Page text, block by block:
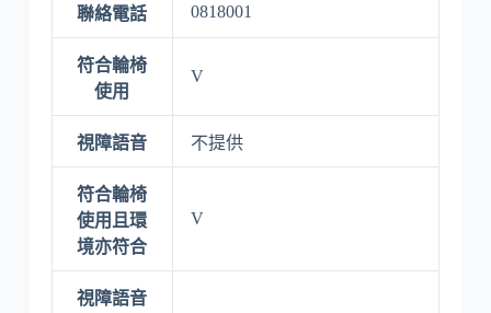
聯絡電話 0818001
符合輪椅
使用
V
視障語音 不提供
符合輪椅
使用且環
境亦符合
V
視障語音